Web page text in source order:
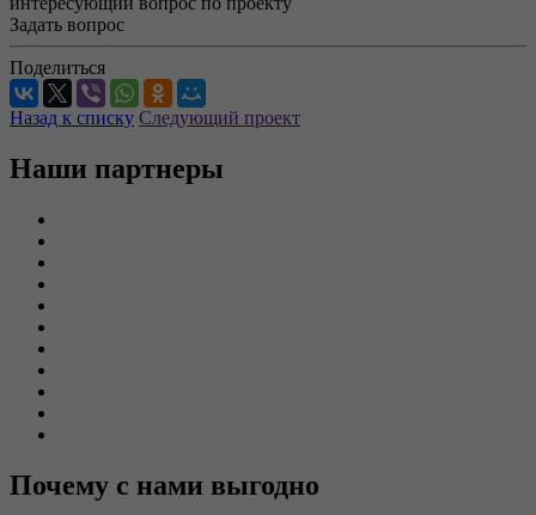
Задать вопрос
Поделиться
Назад к списку Следующий проект
Наши партнеры
Почему с нами выгодно